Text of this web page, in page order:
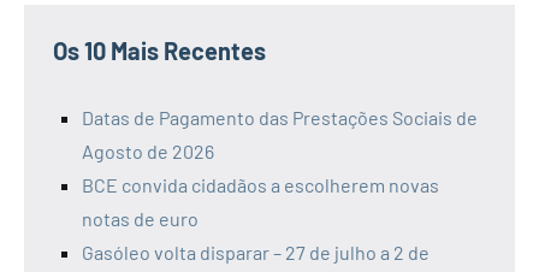
Os 10 Mais Recentes
Datas de Pagamento das Prestações Sociais de
Agosto de 2026
BCE convida cidadãos a escolherem novas
notas de euro
Gasóleo volta disparar – 27 de julho a 2 de